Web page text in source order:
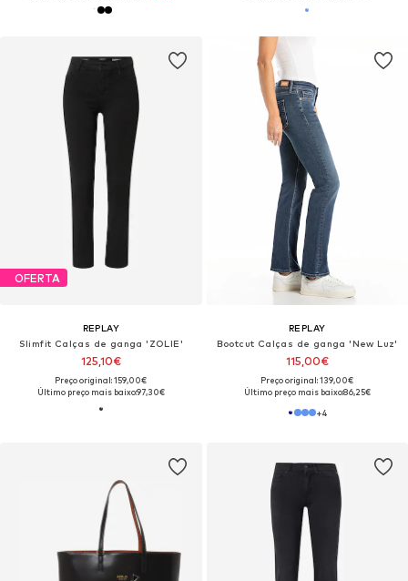
OFERTA
REPLAY
Slimfit Calças de ganga 'ZOLIE'
125,10€
Preço original: 159,00€
Último preço mais baixo:97,30€
REPLAY
Bootcut Calças de ganga 'New Luz'
115,00€
Preço original: 139,00€
Último preço mais baixo:86,25€
+4